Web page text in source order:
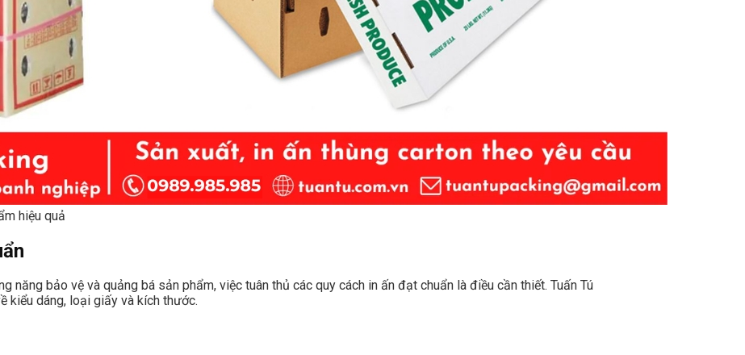
hiệu quả
bảo vệ và quảng bá sản phẩm, việc tuân thủ các quy cách in ấn đạt chuẩn là điều cần thiết. Tuấn Tú
kiểu dáng, loại giấy và kích thước.